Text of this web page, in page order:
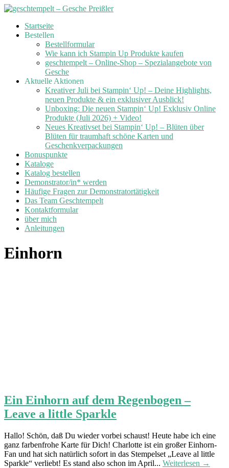
Skip
Startseite
Bestellen
Bestellformular
Wie kann ich Stampin Up Produkte kaufen
geschtempelt – Online-Shop – Spezialangebote von
Gesche
Aktuelle Aktionen
Kreativer Juli bei Stampin‘ Up! – Deine Highlights,
neuen Produkte & ein exklusiver Ausblick!
Unboxing: Die neuen Stampin‘ Up! Exklusiv Online
Produkte (Juli 2026) + Video!
Neues Kreativset bei Stampin‘ Up! – Blüten über
Blüten für traumhaft schöne Karten und
Geschenkverpackungen
Bonuspunkte
Kataloge
Katalog bestellen
Demonstrator/in* werden
Häufige Fragen zur Demonstratortätigkeit
Das Team Geschtempelt
Kontaktformular
über mich
Anleitungen
Einhorn
Ein Einhorn auf dem Regenbogen –
Leave a little Sparkle
Hallo! Schön, daß Du wieder vorbei schaust! Heute habe ich eine
ganz farbenfrohe Karte für Dich! Charlotte ist ein großer Einhorn-
Fan und hat sich natürlich sofort in das Stempelset „Leave al little
Sparkle“ verliebt! Es stand also schon im April... Weiterlesen →